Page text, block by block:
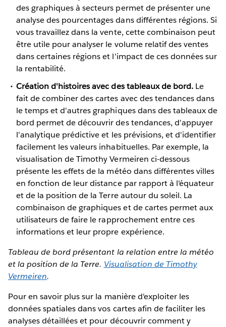
des graphiques à secteurs permet de présenter une
analyse des pourcentages dans différentes régions. Si
vous travaillez dans la vente, cette combinaison peut
être utile pour analyser le volume relatif des ventes
dans certaines régions et l'impact de ces données sur
la rentabilité.
Création d'histoires avec des tableaux de bord.Le
fait de combiner des cartes avec des tendances dans
le temps et d'autres graphiques dans des tableaux de
bord permet de découvrir des tendances, d'appuyer
l'analytique prédictive et les prévisions, et d'identifier
facilement les valeurs inhabituelles. Par exemple, la
visualisation de Timothy Vermeiren ci-dessous
présente les effets de la météo dans différentes villes
en fonction de leur distance par rapport à l'équateur
et de la position de la Terre autour du soleil. La
combinaison de graphiques et de cartes permet aux
utilisateurs de faire le rapprochement entre ces
informations et leur propre expérience.
Tableau de bord présentant la relation entre la météo
et la position de la Terre. Visualisation de Timothy
Vermeiren.
Pour en savoir plus sur la manière d'exploiter les
données spatiales dans vos cartes afin de faciliter les
analyses détaillées et pour découvrir comment y